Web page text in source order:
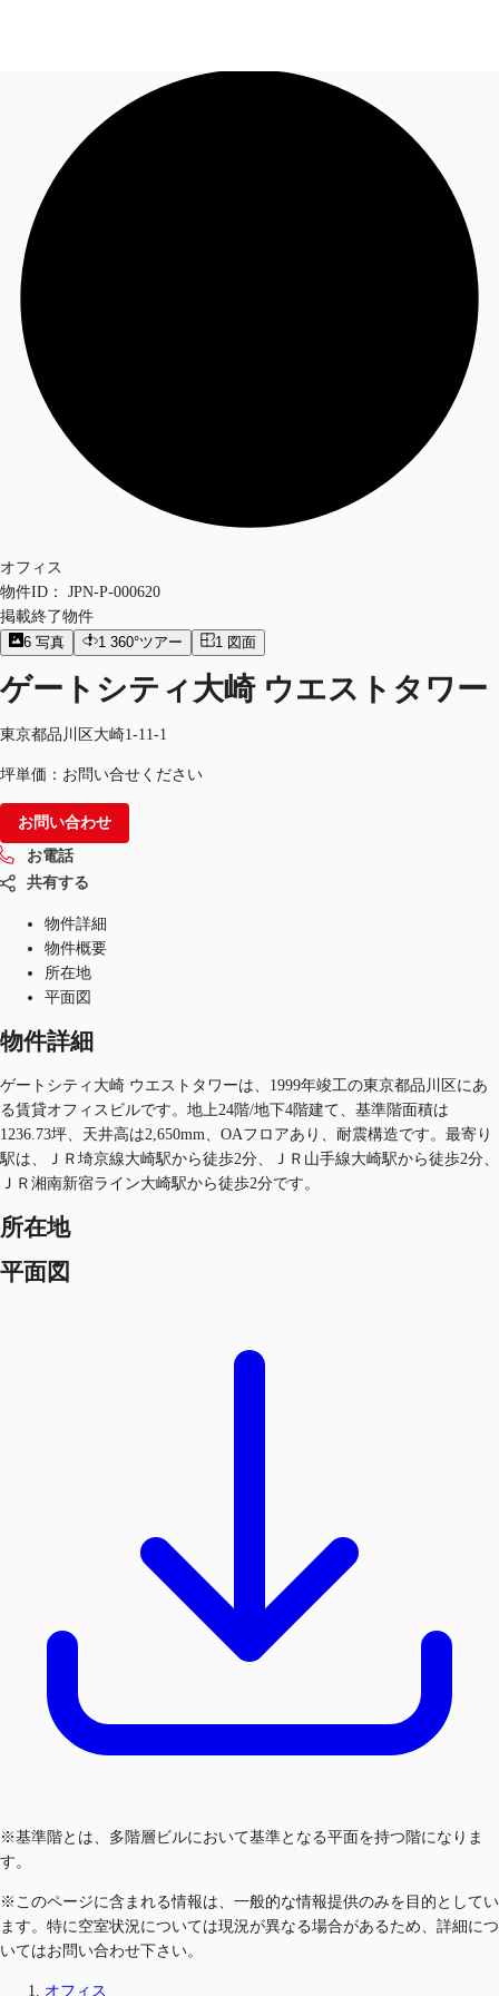
オフィス・事務所
倉庫・物流センター
お電話
オフィス
物件ID：
JPN-P-000620
掲載終了物件
6 写真 1 360°ツアー 1 図面
ゲートシティ大崎 ウエストタワー
東京都品川区大崎1-11-1
坪単価：お問い合せください
お問い合わせ
お電話
共有する
物件詳細
物件概要
所在地
平面図
物件詳細
ゲートシティ大崎 ウエストタワーは、1999年竣工の東京都品川区にあ
る賃貸オフィスビルです。地上24階/地下4階建て、基準階面積は
1236.73坪、天井高は2,650mm、OAフロアあり、耐震構造です。最寄り
駅は、ＪＲ埼京線大崎駅から徒歩2分、ＪＲ山手線大崎駅から徒歩2分、
ＪＲ湘南新宿ライン大崎駅から徒歩2分です。
所在地
平面図
※基準階とは、多階層ビルにおいて基準となる平面を持つ階になりま
す。
※このページに含まれる情報は、一般的な情報提供のみを目的としてい
ます。特に空室状況については現況が異なる場合があるため、詳細につ
いてはお問い合わせ下さい。
オフィス